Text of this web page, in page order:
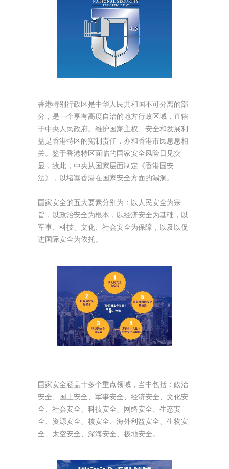
香港特别行政区是中华人民共和国不可分离的部
分，是一个享有高度自治的地方行政区域，直辖
于中央人民政府。维护国家主权、安全和发展利
益是香港特区的宪制责任，亦和香港市民息息相
关。鉴于香港特区面临的国家安全风险日见突
显，故此，中央从国家层面制定《香港国安
法》，以堵塞香港在国家安全方面的漏洞。
国家安全的五大要素分别为：以人民安全为宗
旨，以政治安全为根本，以经济安全为基础，以
军事、科技、文化、社会安全为保障，以及以促
进国际安全为依托。
国家安全涵盖十多个重点领域，当中包括：政治
安全、国土安全、军事安全、经济安全、文化安
全、社会安全、科技安全、网络安全、生态安
全、资源安全、核安全、海外利益安全、生物安
全、太空安全、深海安全、极地安全。